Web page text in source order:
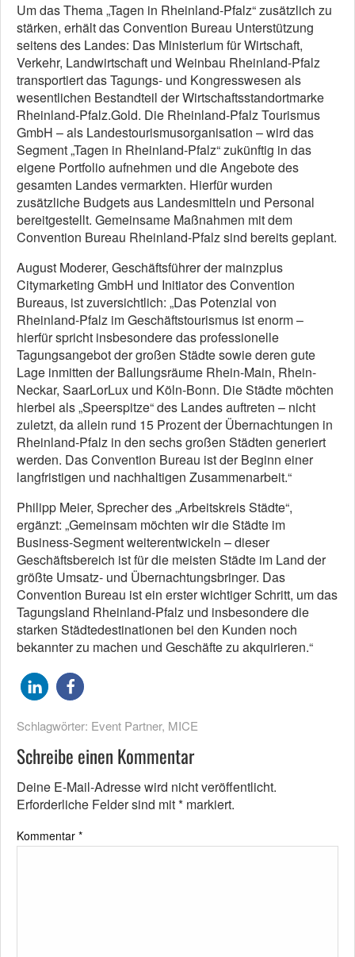
Um das Thema „Tagen in Rheinland-Pfalz“ zusätzlich zu
stärken, erhält das Convention Bureau Unterstützung
seitens des Landes: Das Ministerium für Wirtschaft,
Verkehr, Landwirtschaft und Weinbau Rheinland-Pfalz
transportiert das Tagungs- und Kongresswesen als
wesentlichen Bestandteil der Wirtschaftsstandortmarke
Rheinland-Pfalz.Gold. Die Rheinland-Pfalz Tourismus
GmbH – als Landestourismusorganisation – wird das
Segment „Tagen in Rheinland-Pfalz“ zukünftig in das
eigene Portfolio aufnehmen und die Angebote des
gesamten Landes vermarkten. Hierfür wurden
zusätzliche Budgets aus Landesmitteln und Personal
bereitgestellt. Gemeinsame Maßnahmen mit dem
Convention Bureau Rheinland-Pfalz sind bereits geplant.
August Moderer, Geschäftsführer der mainzplus
Citymarketing GmbH und Initiator des Convention
Bureaus, ist zuversichtlich: „Das Potenzial von
Rheinland-Pfalz im Geschäftstourismus ist enorm –
hierfür spricht insbesondere das professionelle
Tagungsangebot der großen Städte sowie deren gute
Lage inmitten der Ballungsräume Rhein-Main, Rhein-
Neckar, SaarLorLux und Köln-Bonn. Die Städte möchten
hierbei als „Speerspitze“ des Landes auftreten – nicht
zuletzt, da allein rund 15 Prozent der Übernachtungen in
Rheinland-Pfalz in den sechs großen Städten generiert
werden. Das Convention Bureau ist der Beginn einer
langfristigen und nachhaltigen Zusammenarbeit.“
Philipp Meier, Sprecher des „Arbeitskreis Städte“,
ergänzt: „Gemeinsam möchten wir die Städte im
Business-Segment weiterentwickeln – dieser
Geschäftsbereich ist für die meisten Städte im Land der
größte Umsatz- und Übernachtungsbringer. Das
Convention Bureau ist ein erster wichtiger Schritt, um das
Tagungsland Rheinland-Pfalz und insbesondere die
starken Städtedestinationen bei den Kunden noch
bekannter zu machen und Geschäfte zu akquirieren.“
Schlagwörter: Event Partner, MICE
Schreibe einen Kommentar
Deine E-Mail-Adresse wird nicht veröffentlicht.
Erforderliche Felder sind mit* markiert.
Kommentar *